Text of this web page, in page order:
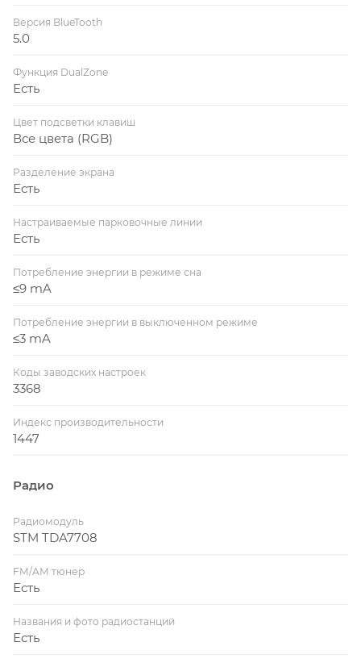
Версия BlueTooth
5.0
Функция DualZone
Есть
Цвет подсветки клавиш
Все цвета (RGB)
Разделение экрана
Есть
Настраиваемые парковочные линии
Есть
Потребление энергии в режиме сна
≤9 mA
Потребление энергии в выключенном режиме
≤3 mA
Коды заводских настроек
3368
Индекс производительности
1447
Радио
Радиомодуль
STM TDA7708
FM/AM тюнер
Есть
Названия и фото радиостанций
Есть